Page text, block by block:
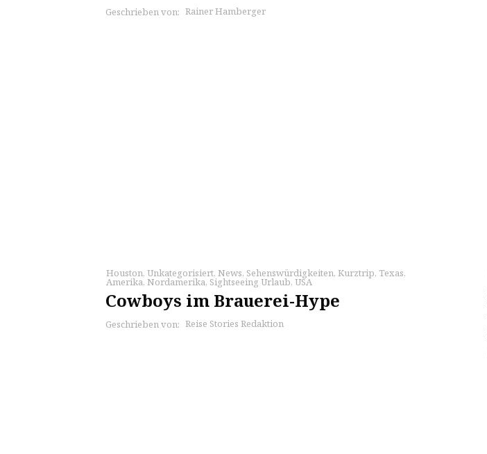
Geschrieben von: Rainer Hamberger
Houston, Unkategorisiert, News, Sehenswürdigkeiten, Kurztrip, Texas,
Amerika, Nordamerika, Sightseeing Urlaub, USA
Cowboys im Brauerei-Hype
Geschrieben von: Reise Stories Redaktion